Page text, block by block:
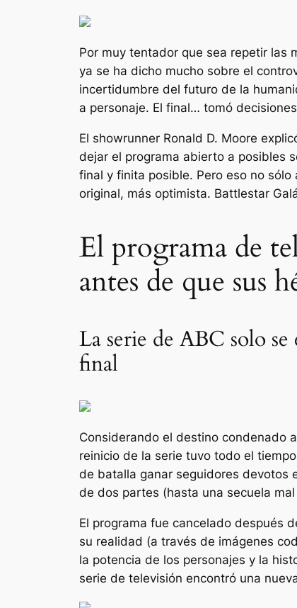
Por muy tentador que sea repetir las
ya se ha dicho mucho sobre el
incertidumbre del futuro de la
a personaje. El final… tomó
El showrunner Ronald D. Moore
dejar el programa abierto a posibles
final y finita posible. Pero eso no
original, más optimista. Battlestar
El programa de
antes de que sus
La serie de ABC solo
final
Considerando el destino condenado
reinicio de la serie tuvo todo el
de batalla ganar seguidores devotos
de dos partes (hasta una secuela
El programa fue cancelado después
su realidad (a través de imágenes
la potencia de los personajes y la
serie de televisión encontró una